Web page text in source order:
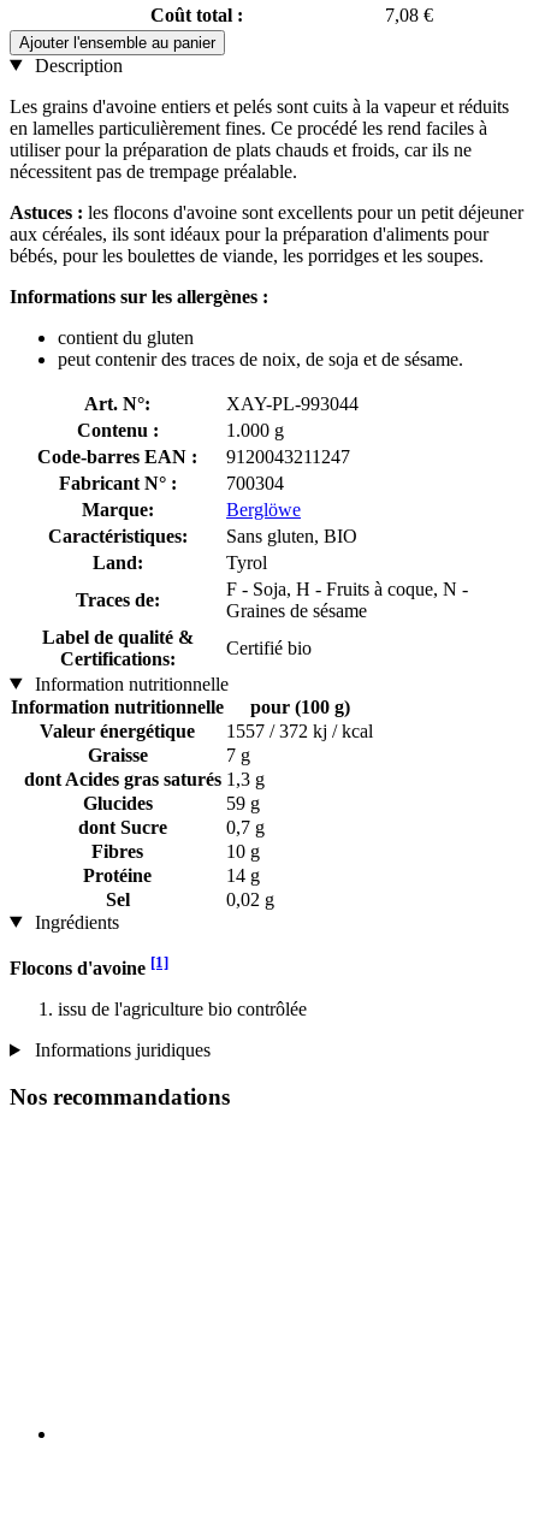
Coût total :
7,08 €
Ajouter l'ensemble au panier
Description
Les grains d'avoine entiers et pelés sont cuits à la vapeur et réduits
en lamelles particulièrement fines. Ce procédé les rend faciles à
utiliser pour la préparation de plats chauds et froids, car ils ne
nécessitent pas de trempage préalable.
Astuces : les flocons d'avoine sont excellents pour un petit déjeuner
aux céréales, ils sont idéaux pour la préparation d'aliments pour
bébés, pour les boulettes de viande, les porridges et les soupes.
Informations sur les allergènes :
contient du gluten
peut contenir des traces de noix, de soja et de sésame.
Art. N°:
XAY-PL-993044
Contenu :
1.000 g
Code-barres EAN :
9120043211247
Fabricant N° :
700304
Marque:
Berglöwe
Caractéristiques:
Sans gluten, BIO
Land:
Tyrol
Traces de:
F - Soja, H - Fruits à coque, N -
Graines de sésame
Label de qualité &
Certifications:
Certifié bio
Information nutritionnelle
Information nutritionnelle
pour (100 g)
Valeur énergétique
1557 / 372 kj / kcal
Graisse
7 g
dont Acides gras saturés 1,3 g
Glucides
59 g
dont Sucre
0,7 g
Fibres
10 g
Protéine
14 g
Sel
0,02 g
Ingrédients
Flocons d'avoine [1]
issu de l'agriculture bio contrôlée
Informations juridiques
Nos recommandations